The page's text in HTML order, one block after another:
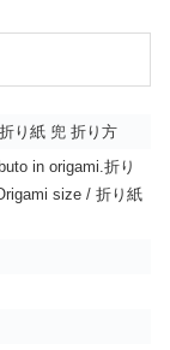
り紙 兜 折り方
in origami.折り
size / 折り紙